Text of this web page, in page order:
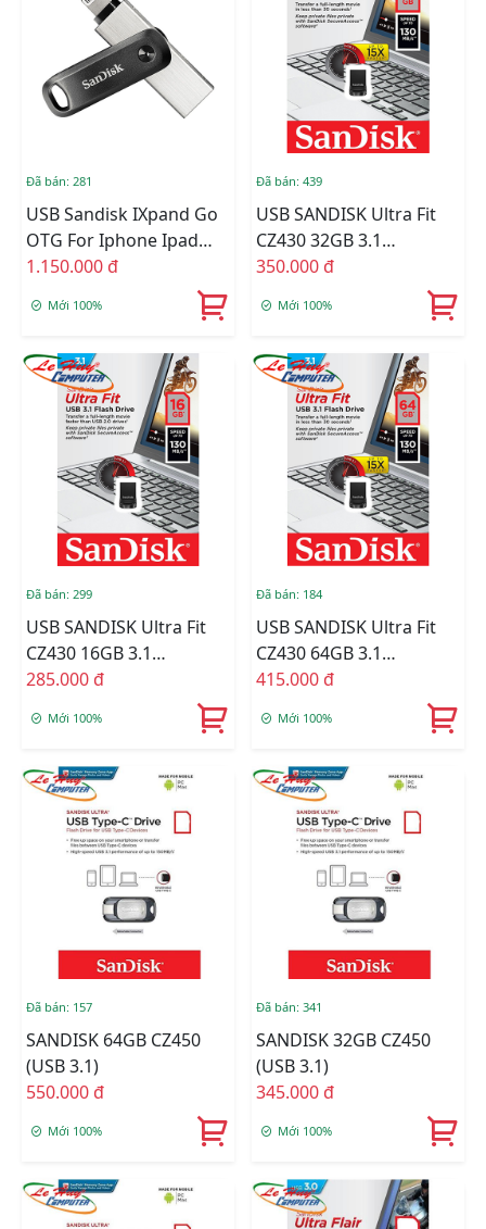
Đã bán: 281
USB Sandisk IXpand Go
OTG For Iphone Ipad
128GB SDIX60N-128G-
1.150.000 đ
Mới 100%
Đã bán: 439
USB SANDISK Ultra Fit
CZ430 32GB 3.1
SDCZ430-032G-G46
350.000 đ
Mới 100%
Đã bán: 299
USB SANDISK Ultra Fit
CZ430 16GB 3.1
SDCZ430-016G-G46
285.000 đ
Mới 100%
Đã bán: 184
USB SANDISK Ultra Fit
CZ430 64GB 3.1
SDCZ430-064G-G46
415.000 đ
Mới 100%
Đã bán: 157
SANDISK 64GB CZ450
(USB 3.1)
550.000 đ
Mới 100%
Đã bán: 341
SANDISK 32GB CZ450
(USB 3.1)
345.000 đ
Mới 100%